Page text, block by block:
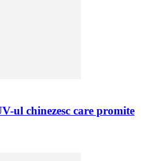
ul chinezesc care promite